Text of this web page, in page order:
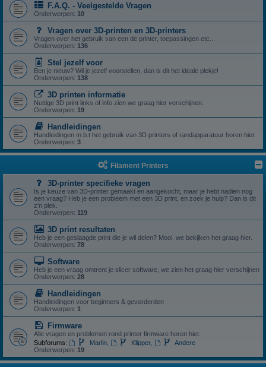
F.A.Q. - Veelgestelde Vragen
Onderwerpen: 10
Vragen over 3D-printen en 3D-printers
Vragen over het gebruik van een de printer, toepassingen etc...
Onderwerpen: 136
Stel jezelf voor
Ben je nieuw? Wil je jezelf voorstellen, dan is dit het ideale plekje!
Onderwerpen: 138
3D printen informatie
Nuttige 3D print links of info zien we graag hier verschijnen.
Onderwerpen: 19
Handleidingen
Handleidingen m.b.t het gebruik van 3D printers of randapparatuur horen hier.
Onderwerpen: 3
Filament Printers
3D-printer specifieke vragen
Is je keuze van 3D-printer gemaakt en aangekocht, maar je hebt nadien nog
een vraag? Heb je een probleem met een 3D print, en zoek je hulp? Dan is dit
z'n plek.
Onderwerpen: 119
3D print resultaten
Heb je een geslaagde print die je wil delen? Mooi, we bekijken het graag hier.
Onderwerpen: 78
Software
Heb je een vraag omtrent je slicer software, we zien het graag hier verschijnen
Onderwerpen: 28
Handleidingen
Handleidingen voor beginners & gevorderden
Onderwerpen: 1
Firmware
Alle vragen en problemen rond printer firmware horen hier.
Subforums:
Marlin Klipper
Andere
Onderwerpen: 19